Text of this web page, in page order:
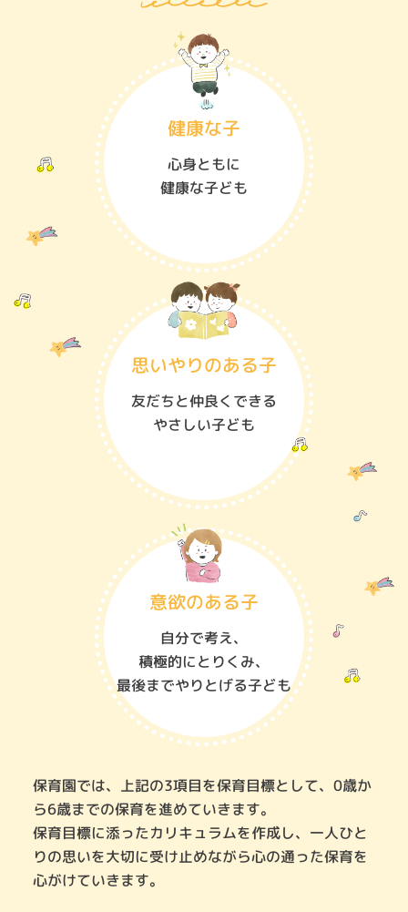
健康な子
心身ともに
健康な子ども
思いやりのある子
友だちと仲良くできる
やさしい子ども
意欲のある子
自分で考え、
積極的にとりくみ、
最後までやりとげる子ども
保育園では、上記の3項目を保育目標として、0歳か
ら6歳までの保育を進めていきます。
保育目標に添ったカリキュラムを作成し、 一人ひと
りの思いを大切に受け止めながら心の通った保育を
心がけていきます。